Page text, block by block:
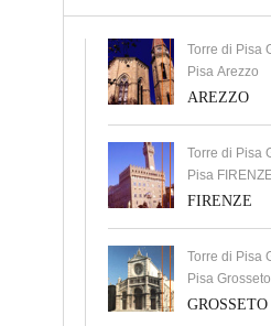
Torre di Pisa
Pisa Arezzo
AREZZO
Torre di Pisa
Pisa
FIRENZE
Torre di Pisa
Pisa Grosseto
GROSSETO